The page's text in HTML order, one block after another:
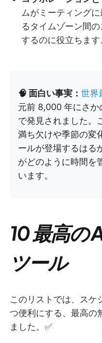
ムがミーティング
るタイムゾーン間
するのに役立ちます
🧠 面白い事実： 世界
元前 8,000 年にさか
で発見されました。
満ち欠けや季節の変
ールが登場するはる
がどのように時間を
います。
10 最高の
ツール
このリストでは、スケ
つ便利にする、最高の
ました。✅